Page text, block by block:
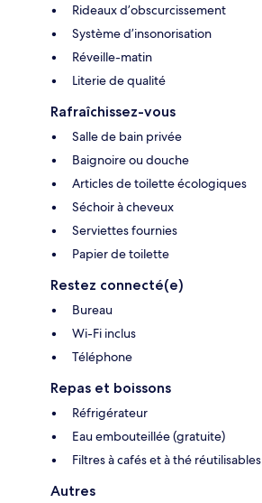
Rideaux d’obscurcissement
Système d’insonorisation
Réveille-matin
Literie de qualité
Rafraîchissez-vous
Salle de bain privée
Baignoire ou douche
Articles de toilette écologiques
Séchoir à cheveux
Serviettes fournies
Papier de toilette
Restez connecté(e)
Bureau
Wi-Fi inclus
Téléphone
Repas et boissons
Réfrigérateur
Eau embouteillée (gratuite)
Filtres à cafés et à thé réutilisables
Autres